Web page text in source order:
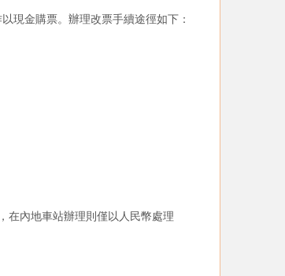
現金購票。辦理改票手續途徑如下：
在內地車站辦理則僅以人民幣處理